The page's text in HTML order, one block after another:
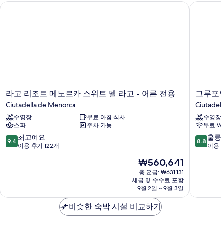
라
고
리
조
트
메
노
델
라고 리조트 메노르카 스위트 델 라고 - 어른 전용
Ciutadella de Menorca
수영장
무료 아침 식사
스파
주차 가능
10
점
최
9.4 최고예요
이용 후기 122개
현
재
요
금
₩560,641
₩560,641
총 요금: ₩631,131
세금 및 수수료 포함
9월 2일 ~ 9월 3일
라고 리조트 메노르카 스위트 델 라고 - 어른 전용
그
루
포
텔
타
마
리
그루
수영장
무료
10
점
훌
8.8 훌
이용
그루포
비슷한 숙박 시설 비교하기